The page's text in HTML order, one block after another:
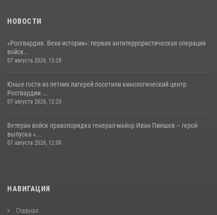
НОВОСТИ
«Росгвардия. Вехи истории»: первая антитеррористическая операция
войск...
07 августа 2026, 15:28
Юные гости из летних лагерей посетили кинологический центр
Росгвардии ...
07 августа 2026, 12:20
Ветеран войск правопорядка генерал-майор Иван Пияшев – герой
выпуска «...
07 августа 2026, 12:00
НАВИГАЦИЯ
Главная